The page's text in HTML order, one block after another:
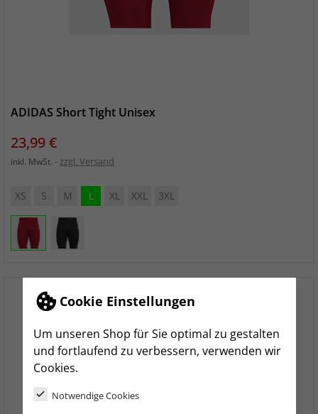
Cookie Einstellungen
Um unseren Shop für Sie optimal zu gestalten
und fortlaufend zu verbessern, verwenden wir
Cookies.
Notwendige Cookies
ADIDAS Short Tight Unisex
Preis
23,99 €
inkl. MwSt. zzgl. Versand
XS S M L XL XXL 3XL